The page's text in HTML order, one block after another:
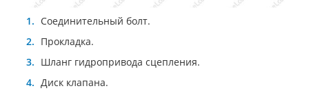
Соединительный болт.
Прокладка.
Шланг гидропривода сцепления.
Диск клапана.